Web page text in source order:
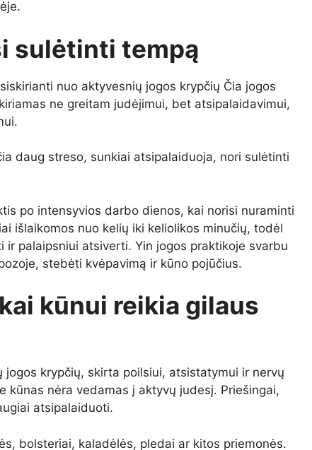
sulėtinti tempą
nuo aktyvesnių jogos krypčių Čia jogos
ne greitam judėjimui, bet atsipalaidavimui,
daug streso, sunkiai atsipalaiduoja, nori sulėtinti
po intensyvios darbo dienos, kai norisi nuraminti
išlaikomos nuo kelių iki keliolikos minučių, todėl
palaipsniui atsiverti. Yin jogos praktikoje svarbu
stebėti kvėpavimą ir kūno pojūčius.
kūnui reikia gilaus
jogos krypčių, skirta poilsiui, atsistatymui ir nervų
kūnas nėra vedamas į aktyvų judesį. Priešingai,
atsipalaiduoti.
bolsteriai, kaladėlės, pledai ar kitos priemonės.